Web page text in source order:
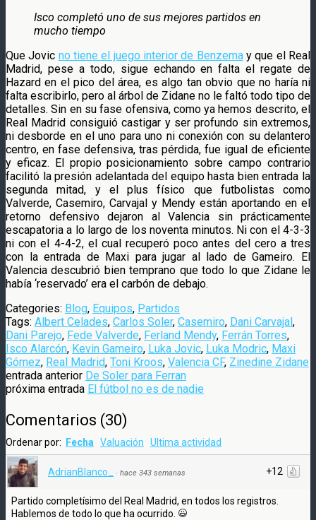
Isco completó uno de sus mejores partidos en
mucho tiempo
Que Jovic no tiene el juego interior de Benzemay que el Real
Madrid, pese a todo, sigue echando en falta el regate de
Hazard en el pico del área, es algo tan obvio que no haría ni
falta escribirlo, pero al árbol de Zidane no le faltó todo tipo de
detalles. Sin en su fase ofensiva, como ya hemos descrito, el
Real Madrid consiguió castigar y ser profundo sin extremos,
ni desborde en el uno para uno ni conexión con su delantero
centro, en fase defensiva, tras pérdida, fue igual de eficiente
y eficaz. El propio posicionamiento sobre campo contrario
facilitó la presión adelantada del equipo hasta bien entrada la
segunda mitad, y el plus físico que futbolistas como
Valverde, Casemiro, Carvajal y Mendy están aportando en el
retorno defensivo dejaron al Valencia sin prácticamente
escapatoria a lo largo de los noventa minutos. Ni con el 4-3-3
ni con el 4-4-2, el cual recuperó poco antes del cero a tres
con la entrada de Maxi para jugar al lado de Gameiro. El
Valencia descubrió bien temprano que todo lo que Zidane le
había ‘reservado’ era el carbón de debajo.
Categories: Blog, Equipos, Partidos
Tags: Albert Celades, Carlos Soler, Casemiro, Dani Carvajal,
Dani Parejo, Fede Valverde, Ferland Mendy, Ferrán Torres,
Isco Alarcón, Kevin Gameiro, Luka Jovic, Luka Modric, Maxi
Gómez, Real Madrid, Toni Kroos, Valencia CF, Zinedine Zidane
entrada anterior De Soler para Ferran
próxima entrada El fútbol no es de nadie
Comentarios (30)
Ordenar por: Fecha Valuación Ultima actividad
+12
AdrianBlanco_ · hace 343 semanas
Partido completísimo del Real Madrid, en todos los registros.
Hablemos de todo lo que ha ocurrido.